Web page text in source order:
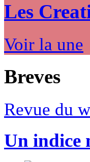
Les
Voir la une
Breves
Revue du
Un indice